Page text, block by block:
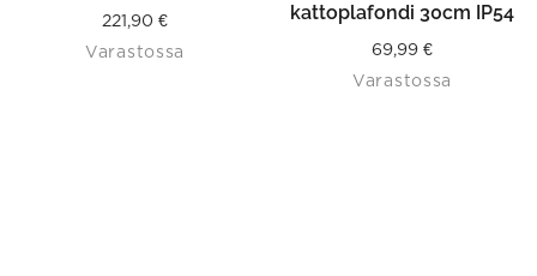
221,90 €
Varastossa
kattoplafondi 30cm IP54
69,99 €
Varastossa